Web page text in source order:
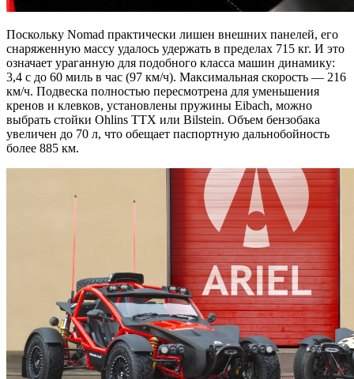
Поскольку Nomad практически лишен внешних панелей, его
снаряженную массу удалось удержать в пределах 715 кг. И это
означает ураганную для подобного класса машин динамику:
3,4 с до 60 миль в час (97 км/ч). Максимальная скорость — 216
км/ч. Подвеска полностью пересмотрена для уменьшения
кренов и клевков, установлены пружины Eibach, можно
выбрать стойки Ohlins TTX или Bilstein. Объем бензобака
увеличен до 70 л, что обещает паспортную дальнобойность
более 885 км.